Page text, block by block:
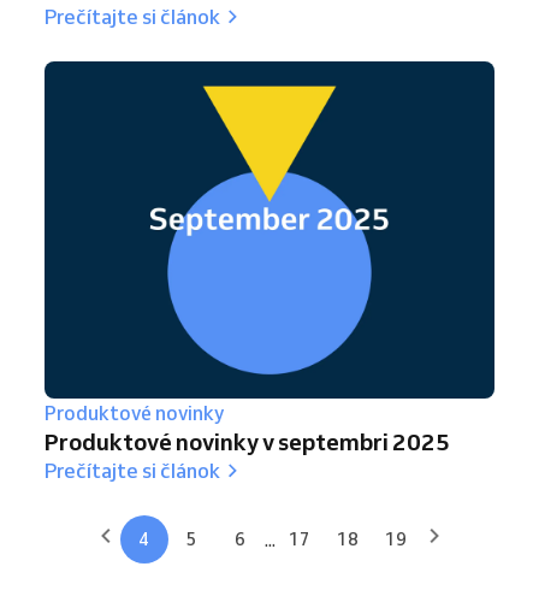
Prečítajte si článok
Produktové novinky
Produktové novinky v septembri 2025
Prečítajte si článok
4 5 6 ... 17 18 19